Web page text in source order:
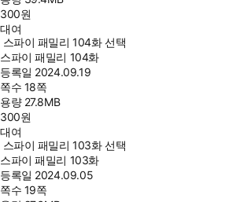
300원
대여
스파이 패밀리 104화 선택
스파이 패밀리 104화
등록일 2024.09.19
쪽수 18쪽
용량 27.8MB
300원
대여
스파이 패밀리 103화 선택
스파이 패밀리 103화
등록일 2024.09.05
쪽수 19쪽